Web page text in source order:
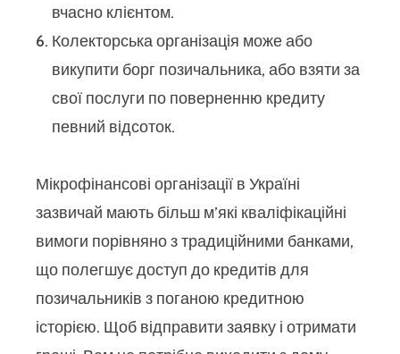
вчасно клієнтом.
Колекторська організація може або
викупити борг позичальника, або взяти за
свої послуги по поверненню кредиту
певний відсоток.
Мікрофінансові організації в Україні
зазвичай мають більш м’які кваліфікаційні
вимоги порівняно з традиційними банками,
що полегшує доступ до кредитів для
позичальників з поганою кредитною
історією. Щоб відправити заявку і отримати